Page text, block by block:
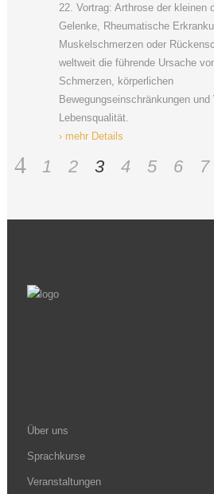
22. Vortrag: Arthrose der kleinen
Gelenke, Rheumatische
Muskelschmerzen oder
weltweit die führende Ursache
Schmerzen, körperlichen
Bewegungseinschränkungen und
Lebensqualität.
› mehr Details
1 2 3 4 5 6 7
Über uns
Sprachkurse
Veranstaltungen